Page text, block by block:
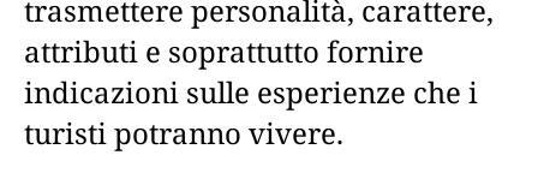
trasmettere personalità, carattere,
attributi e soprattutto fornire
indicazioni sulle esperienze che i
turisti potranno vivere.